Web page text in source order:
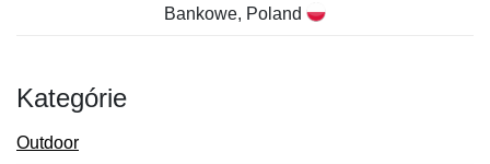
Bankowe, Poland
Kategórie
Outdoor